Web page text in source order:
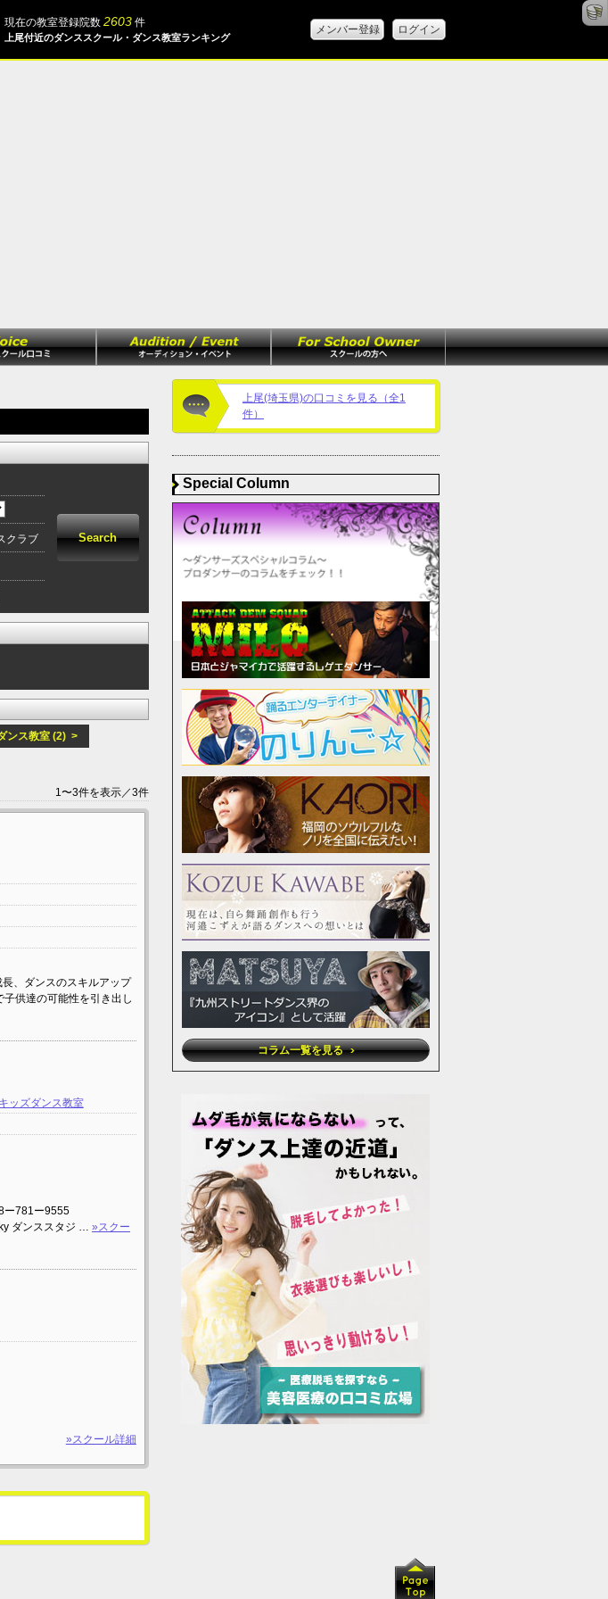
現在の教室登録院数 2603件
上尾付近のダンススクール・ダンス教室ランキング
メンバー登録 ログイン
クラブ
ンス教室 (2) >
1〜3件を表示／3件
、ダンスのスキルアップ
供達の可能性を引き出し
キッズダンス教室
ー781ー9555
ダンススタジ … »スクー
»スクール詳細
上尾(埼玉県)の口コミを見る（全1
件）
Special Column
コラム一覧を見る